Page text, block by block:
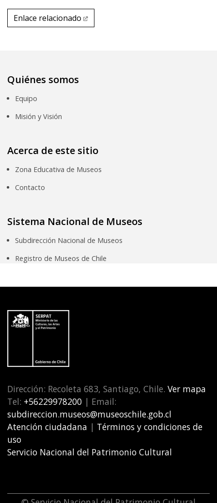
Enlace relacionado Enlace relacionado
Quiénes somos
Equipo
Misión y Visión
Acerca de este sitio
Zona Educativa de Museos
Contacto
Sistema Nacional de Museos
Subdirección Nacional de Museos
Registro de Museos de Chile
Dirección: Recoleta 683, Santiago, Chile. Ver mapa
Tel: +56229978200 | Email:
subdireccion.museos@museoschile.gob.cl
Atención ciudadana | Términos y condiciones de
uso
Servicio Nacional del Patrimonio Cultural